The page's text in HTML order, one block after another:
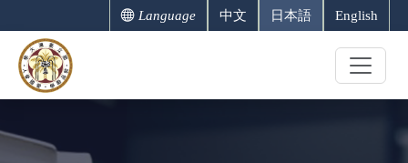
Language 中文 日本語 English